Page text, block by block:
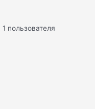
1 пользователя